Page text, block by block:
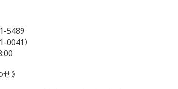
5489
0041）
》